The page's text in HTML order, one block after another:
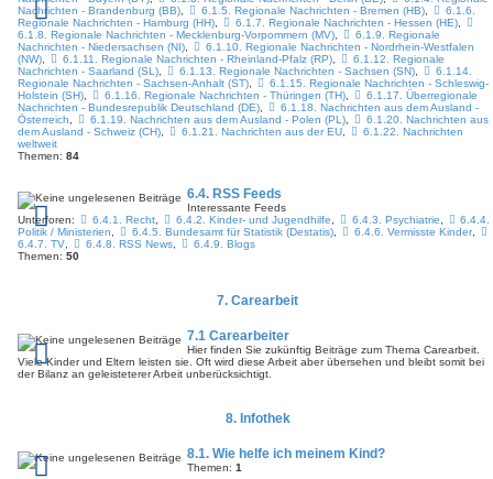
Nachrichten - Brandenburg (BB)
6.1.5. Regionale Nachrichten - Bremen (HB),
6.1.6.
Regionale Nachrichten - Hamburg (HH)
6.1.7. Regionale Nachrichten - Hessen (HE),
6.1.8. Regionale Nachrichten - Mecklenburg-Vorpommern (MV)
6.1.9. Regionale
Nachrichten - Niedersachsen (NI)
6.1.10. Regionale Nachrichten - Nordrhein-Westfalen
(NW)
6.1.11. Regionale Nachrichten - Rheinland-Pfalz (RP),
6.1.12. Regionale
Nachrichten - Saarland (SL)
6.1.13. Regionale Nachrichten - Sachsen (SN),
6.1.14.
Regionale Nachrichten - Sachsen-Anhalt (ST)
6.1.15. Regionale Nachrichten - Schleswig-
Holstein (SH)
6.1.16. Regionale Nachrichten - Thüringen (TH),
6.1.17. Überregionale
Nachrichten - Bundesrepublik Deutschland (DE)
6.1.18. Nachrichten aus dem Ausland -
Österreich
6.1.19. Nachrichten aus dem Ausland - Polen (PL),
6.1.20. Nachrichten aus
dem Ausland - Schweiz (CH)
6.1.21. Nachrichten aus der EU,
6.1.22. Nachrichten
weltweit
Themen: 84
6.4. RSS Feeds
Interessante Feeds
Unterforen:
6.4.1. Recht, 6.4.2. Kinder- und Jugendhilfe 6.4.3. Psychiatrie
6.4.4.
Politik / Ministerien
6.4.5. Bundesamt für Statistik (Destatis), 6.4.6. Vermisste Kinder,
6.4.7. TV
6.4.8. RSS News,
6.4.9. Blogs
Themen: 50
7. Carearbeit
7.1 Carearbeiter
Hier finden Sie zukünftig Beiträge zum Thema Carearbeit.
Viele Kinder und Eltern leisten sie. Oft wird diese Arbeit aber übersehen und bleibt somit bei
der Bilanz an geleisteterer Arbeit unberücksichtigt.
8. Infothek
8.1. Wie helfe ich meinem Kind?
Themen: 1